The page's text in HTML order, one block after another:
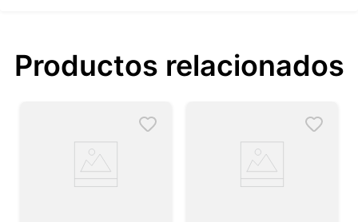
Productos relacionados